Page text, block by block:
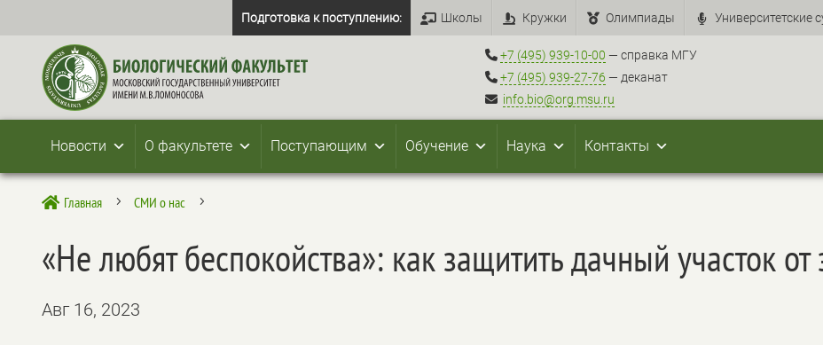
Подготовка к поступлению: Школы Кружки Олимпиады Университетские
+7 (495) 939-10-00 — справка МГУ
+7 (495) 939-27-76 — деканат
info.bio@org.msu.ru
Новости О факультете Поступающим Обучение Наука Контакты
 Главная 5 СМИ о нас 5
«Не любят беспокойства»: как защитить дачный участок от
Авг 16, 2023